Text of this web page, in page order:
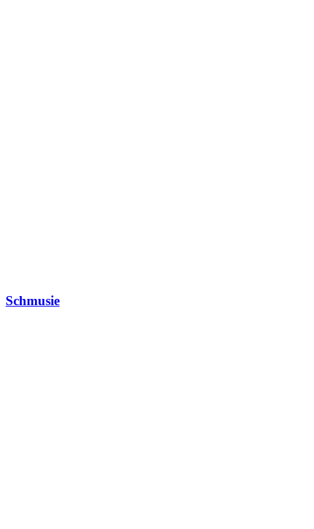
Schmusie